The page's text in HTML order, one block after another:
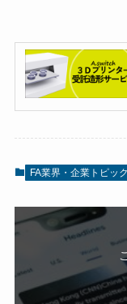
FA業界・企業トピッ